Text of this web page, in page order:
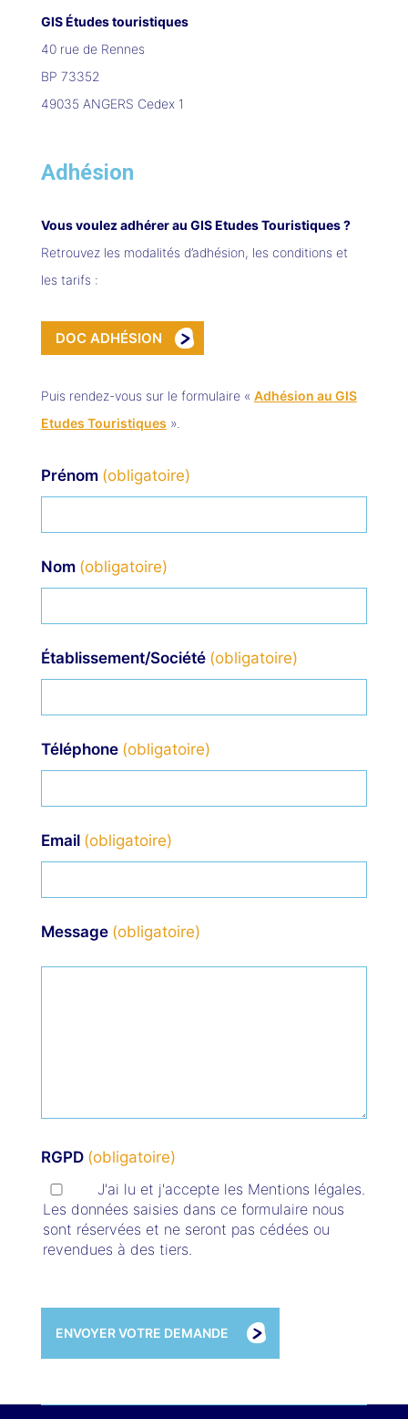
GIS Études touristiques
40 rue de Rennes
BP 73352
49035 ANGERS Cedex 1
Adhésion
Vous voulez adhérer au GIS Etudes Touristiques ?
Retrouvez les modalités d’adhésion, les conditions et
les tarifs :
DOC ADHÉSION
Puis rendez-vous sur le formulaire « Adhésion au GIS
Etudes Touristiques ».
Prénom
Nom
Établissement/Société
Téléphone
Email
Message
RGPD
J'ai lu et j'accepte les Mentions légales.
Les données saisies dans ce formulaire nous
sont réservées et ne seront pas cédées ou
revendues à des tiers.